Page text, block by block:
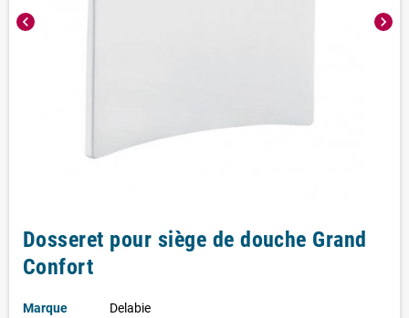
chevron_left chevron_right
Dosseret pour siège de douche Grand
Confort
Marque
Delabie